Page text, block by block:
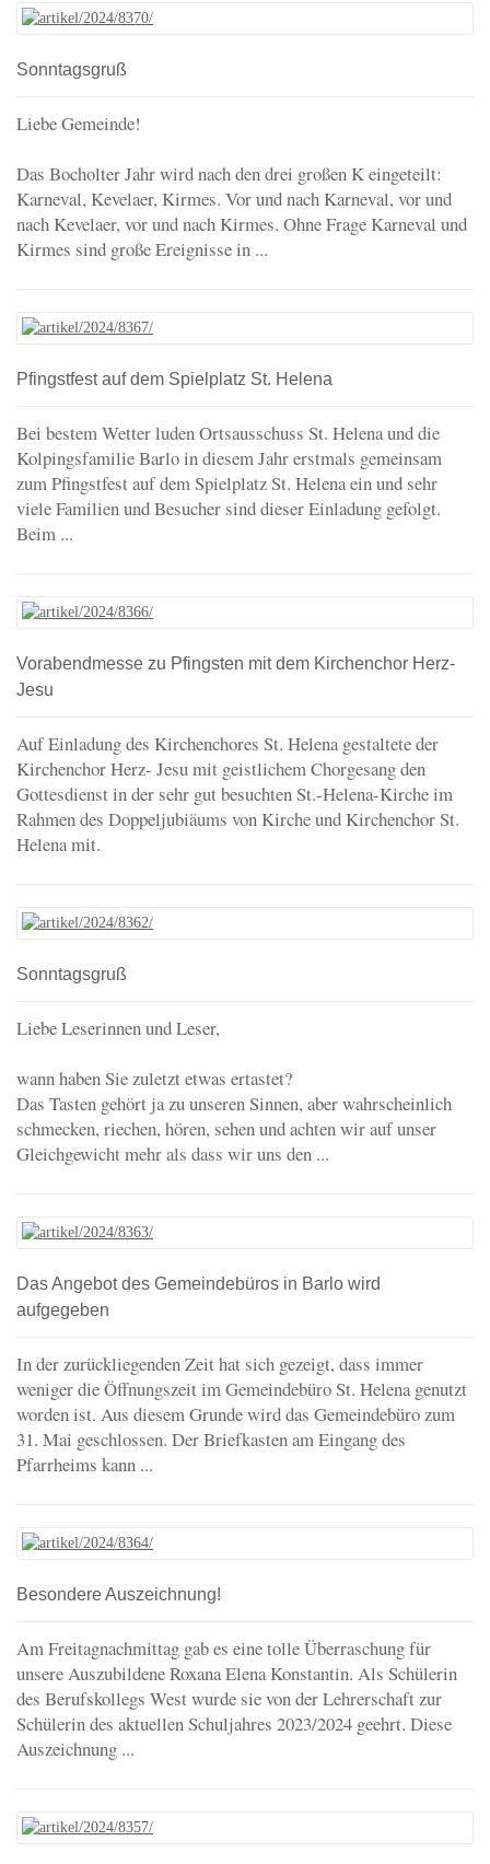
Sonntagsgruß
Liebe Gemeinde!
Das Bocholter Jahr wird nach den drei großen K eingeteilt:
Karneval, Kevelaer, Kirmes. Vor und nach Karneval, vor und
nach Kevelaer, vor und nach Kirmes. Ohne Frage Karneval und
Kirmes sind große Ereignisse in ...
Pfingstfest auf dem Spielplatz St. Helena
Bei bestem Wetter luden Ortsausschuss St. Helena und die
Kolpingsfamilie Barlo in diesem Jahr erstmals gemeinsam
zum Pfingstfest auf dem Spielplatz St. Helena ein und sehr
viele Familien und Besucher sind dieser Einladung gefolgt.
Beim ...
Vorabendmesse zu Pfingsten mit dem Kirchenchor Herz-
Jesu
Auf Einladung des Kirchenchores St. Helena gestaltete der
Kirchenchor Herz- Jesu mit geistlichem Chorgesang den
Gottesdienst in der sehr gut besuchten St.-Helena-Kirche im
Rahmen des Doppeljubiäums von Kirche und Kirchenchor St.
Helena mit.
Sonntagsgruß
Liebe Leserinnen und Leser,
wann haben Sie zuletzt etwas ertastet?
Das Tasten gehört ja zu unseren Sinnen, aber wahrscheinlich
schmecken, riechen, hören, sehen und achten wir auf unser
Gleichgewicht mehr als dass wir uns den ...
Das Angebot des Gemeindebüros in Barlo wird
aufgegeben
In der zurückliegenden Zeit hat sich gezeigt, dass immer
weniger die Öffnungszeit im Gemeindebüro St. Helena genutzt
worden ist. Aus diesem Grunde wird das Gemeindebüro zum
31. Mai geschlossen. Der Briefkasten am Eingang des
Pfarrheims kann ...
Besondere Auszeichnung!
Am Freitagnachmittag gab es eine tolle Überraschung für
unsere Auszubildene Roxana Elena Konstantin. Als Schülerin
des Berufskollegs West wurde sie von der Lehrerschaft zur
Schülerin des aktuellen Schuljahres 2023/2024 geehrt. Diese
Auszeichnung ...